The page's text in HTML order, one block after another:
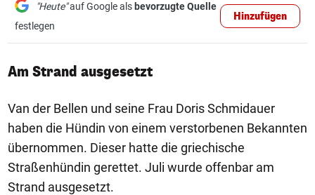
"Heute"auf Google als bevorzugte Quelle
festlegen
Hinzufügen
Am Strand ausgesetzt
Van der Bellen und seine Frau Doris Schmidauer
haben die Hündin von einem verstorbenen Bekannten
übernommen. Dieser hatte die griechische
Straßenhündin gerettet. Juli wurde offenbar am
Strand ausgesetzt.